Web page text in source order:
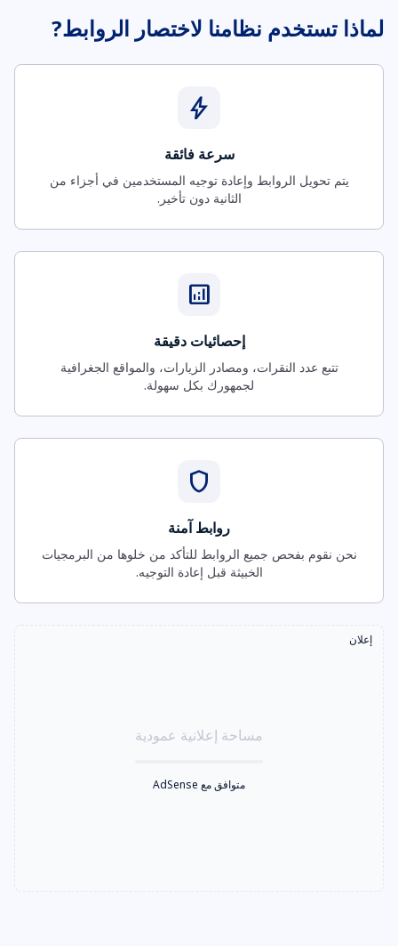
لماذا تستخدم نظامنا لاختصار الروابط?
bolt
سرعة فائقة
يتم تحويل الروابط وإعادة توجيه المستخدمين في أجزاء من
الثانية دون تأخير.
analytics
إحصائيات دقيقة
تتبع عدد النقرات، ومصادر الزيارات، والمواقع الجغرافية
لجمهورك بكل سهولة.
shield
روابط آمنة
نحن نقوم بفحص جميع الروابط للتأكد من خلوها من البرمجيات
الخبيثة قبل إعادة التوجيه.
إعلان
مساحة إعلانية عمودية
متوافق مع AdSense